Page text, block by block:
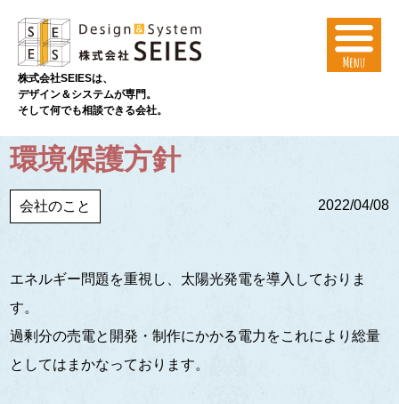
株式会社SEIESは、
デザイン＆システムが専門。
そして何でも相談できる会社。
環境保護方針
会社のこと 2022/04/08
エネルギー問題を重視し、太陽光発電を導入しておりま
す。
過剰分の売電と開発・制作にかかる電力をこれにより総量
としてはまかなっております。